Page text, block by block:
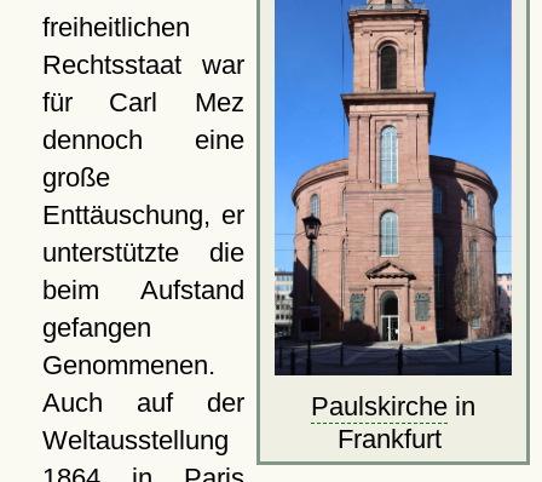
Paulskirche in
Frankfurt
freiheitlichen
Rechtsstaat war
für Carl Mez
dennoch eine
große
Enttäuschung, er
unterstützte die
beim Aufstand
gefangen
Genommenen.
Auch auf der
Weltausstellung